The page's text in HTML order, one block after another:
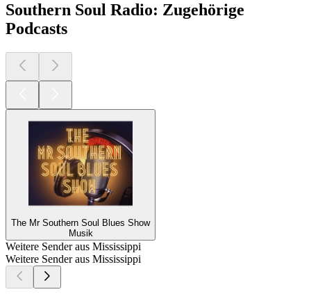
Southern Soul Radio: Zugehörige
Podcasts
The Mr Southern Soul Blues Show
Musik
Weitere Sender aus Mississippi
Weitere Sender aus Mississippi